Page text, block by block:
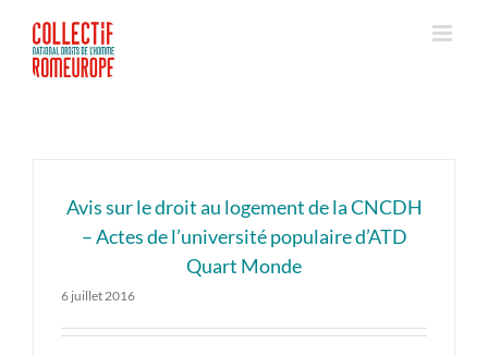
contenu
Avis sur le droit au logement de la CNCDH
– Actes de l’université populaire d’ATD
Quart Monde
6 juillet 2016